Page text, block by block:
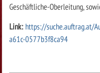
Geschäftliche-Oberleitung,
Link: https://suche.auftrag.at/
a61c-0577b3f8ca94